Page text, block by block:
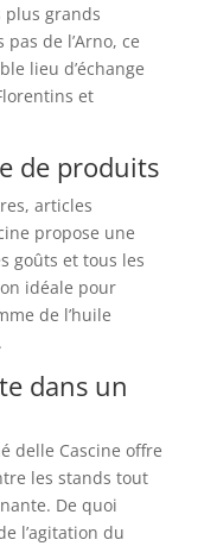
plus grands
de l’Arno, ce
lieu d’échange
et
de produits
articles
propose une
goûts et tous les
idéale pour
de l’huile
dans un
delle Cascine offre
les stands tout
De quoi
l’agitation du